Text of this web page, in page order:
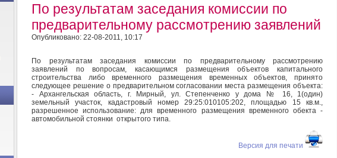
По результатам заседания комиссии по
предварительному рассмотрению заявлений
Опубликовано: 22-08-2011, 10:17
По результатам заседания комиссии по предварительному рассмотрению
заявлений по вопросам, касающимся размещения объектов капитального
строительства либо временного размещения временных объектов, принято
следующее решение о предварительном согласовании места размещения объекта:
- Архангельская область, г. Мирный, ул. Степенченко у дома № 16, 1(один)
земельный участок, кадастровый номер 29:25:010105:202, площадью 15 кв.м.,
разрешенное использование: для временного размещения временного обекта -
автомобильной стоянки открытого типа.
Версия для печати